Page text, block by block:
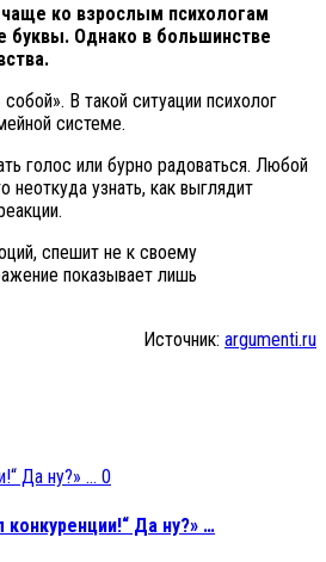
ко взрослым психологам
буквы. Однако в большинстве
В такой ситуации психолог
системе.
голос или бурно радоваться. Любой
узнать, как выглядит
спешит не к своему
показывает лишь
Источник: argumenti.ru
0
Да ну?» …